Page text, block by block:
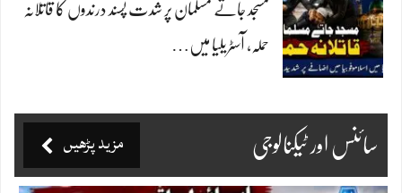
مسجد جاتے مسلمان پر شدت پسند درندوں کا قاتلانہ
حملہ، آسٹریلیا میں…
سائنس اور ٹیکنالوجی مزید پڑھیں